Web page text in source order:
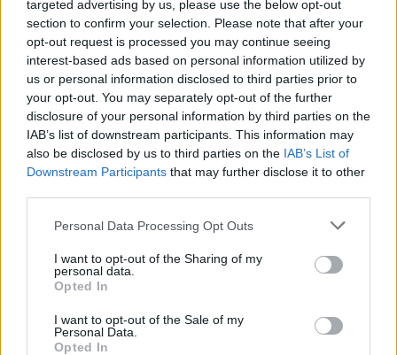
targeted advertising by us, please use the below opt-out
section to confirm your selection. Please note that after your
opt-out request is processed you may continue seeing
interest-based ads based on personal information utilized by
us or personal information disclosed to third parties prior to
your opt-out. You may separately opt-out of the further
disclosure of your personal information by third parties on the
IAB’s list of downstream participants. This information may
also be disclosed by us to third parties on the IAB’s List of
Downstream Participants that may further disclose it to other
Personal Data Processing Opt Outs
I want to opt-out of the Sharing of my
personal data.
Opted In
I want to opt-out of the Sale of my
Personal Data.
Opted In
Deseu el meu nom, el correu electrònic i el lloc web en
aquest navegador per a la propera vegada que comenti.
ÚLTIMES NOTÍCIES